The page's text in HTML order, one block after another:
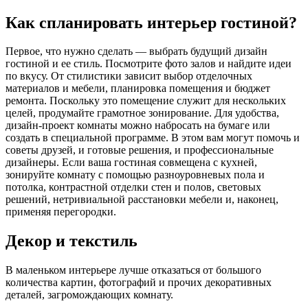
Как спланировать интерьер гостиной?
Первое, что нужно сделать — выбрать будущий дизайн
гостиной и ее стиль. Посмотрите фото залов и найдите идеи
по вкусу. От стилистики зависит выбор отделочных
материалов и мебели, планировка помещения и бюджет
ремонта. Поскольку это помещение служит для нескольких
целей, продумайте грамотное зонирование. Для удобства,
дизайн-проект комнаты можно набросать на бумаге или
создать в специальной программе. В этом вам могут помочь и
советы друзей, и готовые решения, и профессиональные
дизайнеры. Если ваша гостиная совмещена с кухней,
зонируйте комнату с помощью разноуровневых пола и
потолка, контрастной отделки стен и полов, световых
решений, нетривиальной расстановки мебели и, наконец,
применяя перегородки.
Декор и текстиль
В маленьком интерьере лучше отказаться от большого
количества картин, фотографий и прочих декоративных
деталей, загромождающих комнату.